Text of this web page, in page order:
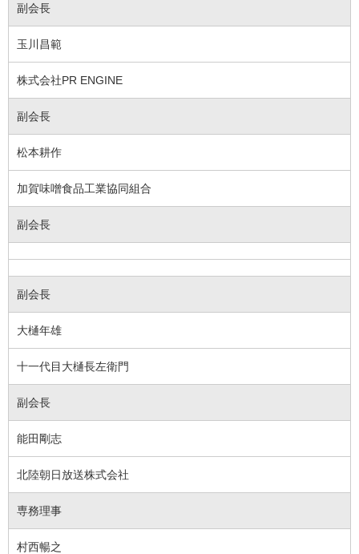
副会長
玉川昌範
株式会社PR ENGINE
副会長
松本耕作
加賀味噌食品工業協同組合
副会長
副会長
大樋年雄
十一代目大樋長左衛門
副会長
能田剛志
北陸朝日放送株式会社
専務理事
村西暢之